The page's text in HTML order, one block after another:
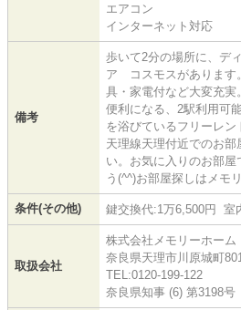
エアコン
インターネット対応
備考
歩いて2分の場所に、デ
ア コスモスがあります
具・家電付など大変充
便利になる、2駅利用可
を浴びているフリーレ
天理線天理付近でのお部
い。お気に入りのお部屋
う(^^)お部屋探しはメモ
条件(その他) 鍵交換代:1万6,500円 室
取扱会社
株式会社メモリーホーム
奈良県天理市川原城町801
TEL:0120-199-122
奈良県知事 (6) 第3198号